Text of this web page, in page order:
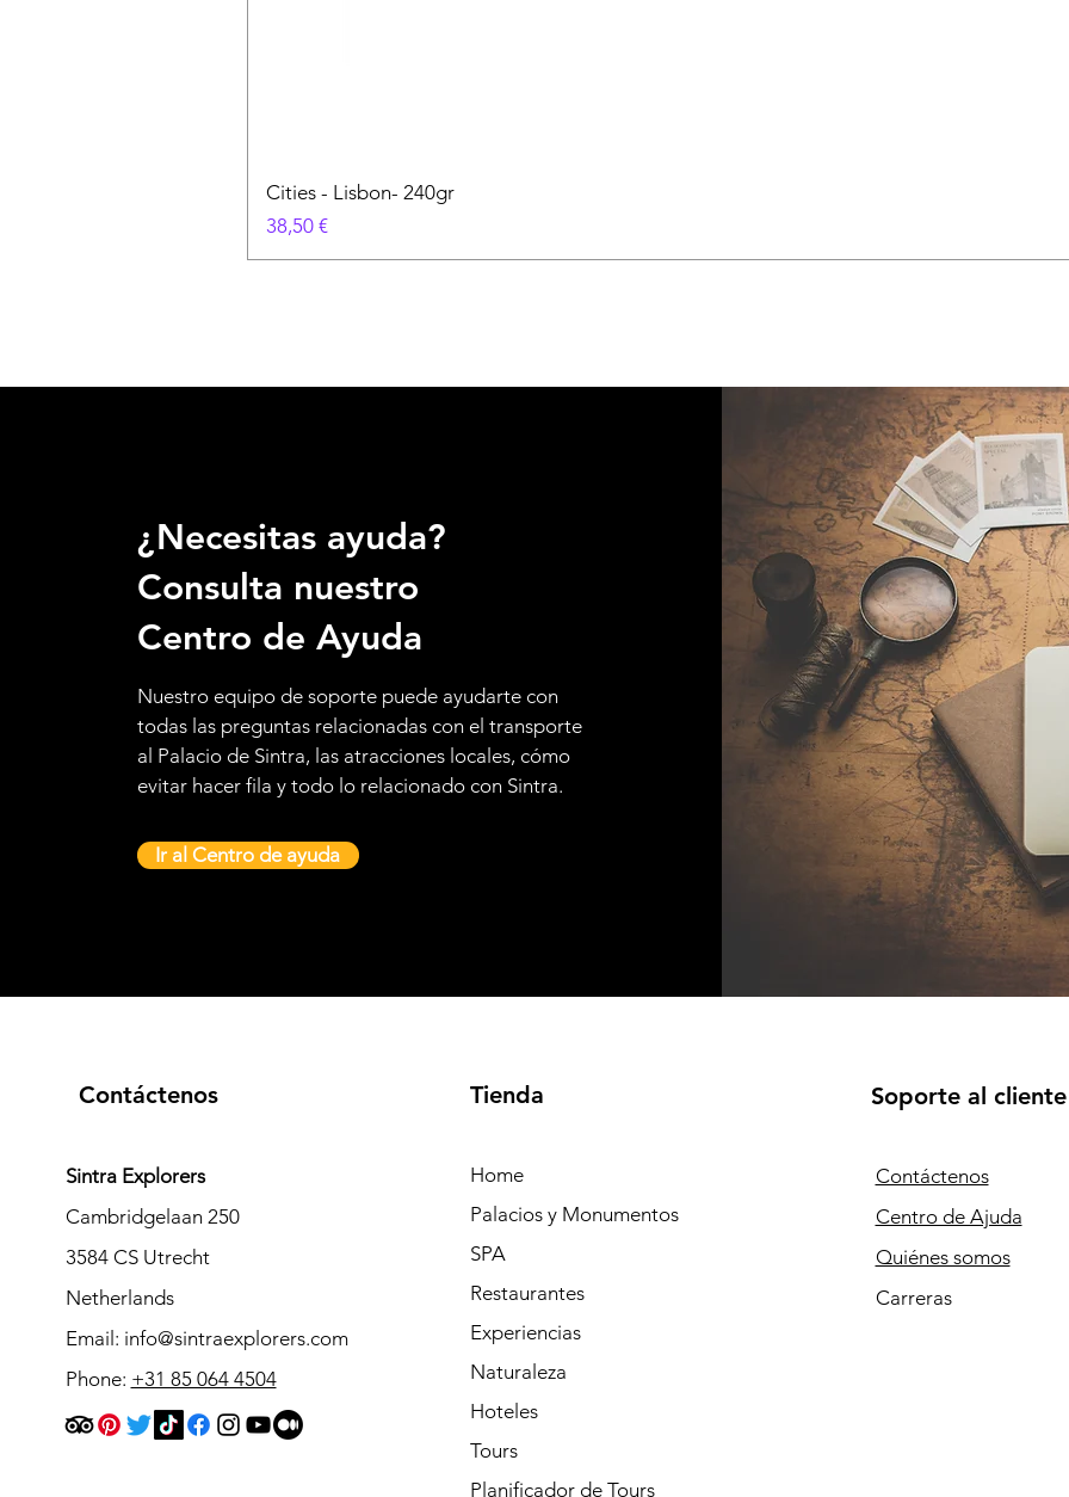
Cities - Lisbon- 240gr
Precio
38,50 €
¿Necesitas ayuda?
Consulta nuestro
Centro de Ayuda
Nuestro equipo de soporte puede ayudarte con
todas las preguntas relacionadas con el transporte
al Palacio de Sintra, las atracciones locales, cómo
evitar hacer fila y todo lo relacionado con Sintra.
Ir al Centro de ayuda
Contáctenos
Sintra Explorers
Cambridgelaan 250
3584 CS Utrecht
Netherlands
Email: info@sintraexplorers.com
Phone: +31 85 064 4504
Tienda
Home
Palacios y Monumentos
SPA
Restaurantes
Experiencias
Naturaleza
Hoteles
Tours
Planificador de Tours
Soporte al cliente
Contáctenos
Centro de Ajuda
Quiénes somos
Carreras